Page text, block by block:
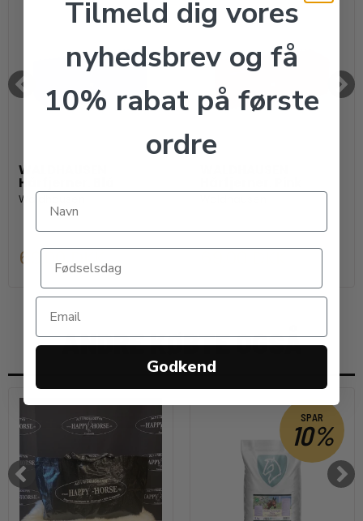
WALDHAUSEN
Hårfjerner. Blå
Waldhausen
69,00 DKK
ANDRE KØBTE OGSÅ
SPAR
10%
Tilmeld dig vores
nyhedsbrev og få
10% rabat på første
ordre
Godkend